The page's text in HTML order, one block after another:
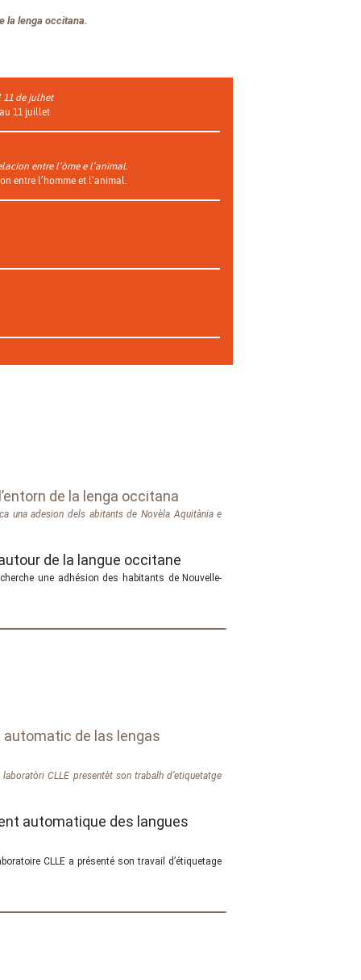
la lenga occitana.
11 de julhet
11 juillet
entre l’òme e l’animal.
entre l’homme et l’animal.
de la lenga occitana
una adesion dels abitants de Novèla Aquitània e
de la langue occitane
une adhésion des habitants de Nouvelle-
de las lengas
CLLE presentèt son trabalh d’etiquetatge
automatique des langues
CLLE a présenté son travail d’étiquetage